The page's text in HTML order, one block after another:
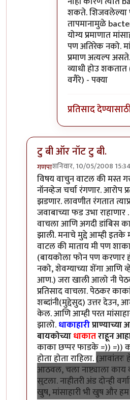
शकते. शिजवलेल्या
तापमानामुळे
योग्य प्रमाणात
पण अतिरेक नको.
प्रमाण अत्यल्प
व्याधी होउ
वगैरे) - पक्या
प्रतिसाद
टु बी ऑर नॉट टु बी.
गणपाशनिवार, 10/05/2008 15:34
In reply toशाकाहार-
विषय वाचुन वाटल की मस्त
नॉनव्हेज चर्चा रंगणार. आरोप
झडणार. लावणीत रंगतात
जवाबाच्या फड उभा
वाचला आणि अगदी डांबिस
झाली. मनाचे मुद्दे आम्ही
वाटल की माताय मी पण
(बायकोला फोन पण करणार
नको, शेवग्याच्या शेंगा आणि
आण.) जरा खाली आलो नी
प्रतिसाद वाचला. पेठकर
शब्दांनी(मुद्देसुद) उत्तर देउन,
केल. आणि आम्ही परत
झालो.धाकाहारी
बायकोच्याधाकातराहून
काका छप्पर फाडके =)) =))
होता होता राहिला.
आठवल, चला नाष्ट्याला काय
सुटला. नाहीतरी अंड दोन्ही
खुष, मांसाहारी भी खुष और